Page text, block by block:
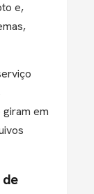
e,
em